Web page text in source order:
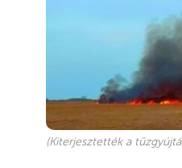
(Kiterjesztették a